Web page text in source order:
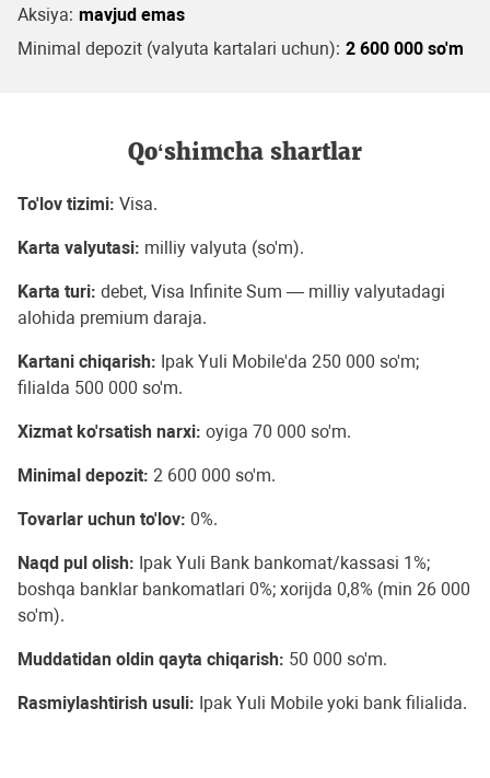
Aksiya: mavjud emas
Minimal depozit (valyuta kartalari uchun): 2 600 000 so'm
Qo‘shimcha shartlar
To'lov tizimi: Visa.
Karta valyutasi: milliy valyuta (so'm).
Karta turi: debet, Visa Infinite Sum — milliy valyutadagi
alohida premium daraja.
Kartani chiqarish: Ipak Yuli Mobile'da 250 000 so'm;
filialda 500 000 so'm.
Xizmat ko'rsatish narxi: oyiga 70 000 so'm.
Minimal depozit: 2 600 000 so'm.
Tovarlar uchun to'lov: 0%.
Naqd pul olish: Ipak Yuli Bank bankomat/kassasi 1%;
boshqa banklar bankomatlari 0%; xorijda 0,8% (min 26 000
so'm).
Muddatidan oldin qayta chiqarish: 50 000 so'm.
Rasmiylashtirish usuli: Ipak Yuli Mobile yoki bank filialida.